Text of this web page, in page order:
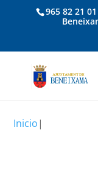
965 82 21
Inicio|